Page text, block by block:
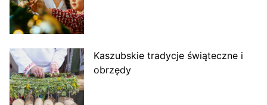
Kaszubskie tradycje świąteczne i
obrzędy